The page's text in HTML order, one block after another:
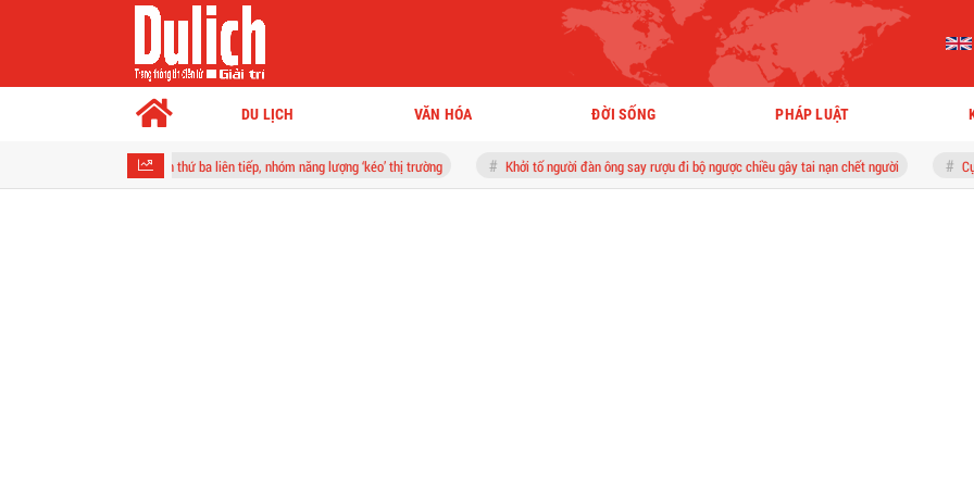
DU LỊCH VĂN HÓA ĐỜI SỐNG PHÁP LUẬT
tăng phiên thứ ba liên tiếp, nhóm năng lượng ‘kéo’ thị trường Khởi tố người đàn ông say rượu đi bộ ngược chiều gây tai nạn chết người Cục Thuế yêu cầu